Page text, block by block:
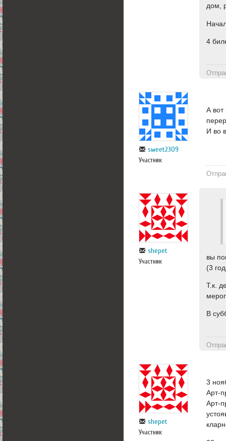
дом,
4
sweet2309
Участник
А вот
И во
shepet
Участник
вы
(3
Т.к.
В
shepet
Участник
3
Арт-
Арт-